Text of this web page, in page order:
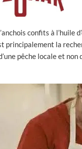
confits à l’huile
la
pêche locale et